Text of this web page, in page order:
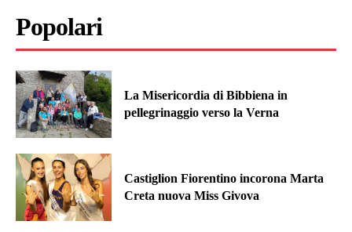
Popolari
La Misericordia di Bibbiena in
pellegrinaggio verso la Verna
Castiglion Fiorentino incorona Marta
Creta nuova Miss Givova